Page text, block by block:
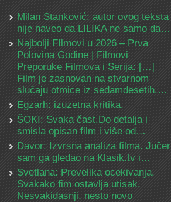
Milan Stanković: autor ovog teksta
nije naveo da LILIKA ne samo da…
Najbolji FIlmovi u 2026 – Prva
Polovina Godine | Filmovi
Preporuke Filmova i Serija: […]
Film je zasnovan na stvarnom
slučaju otmice iz sedamdesetih.…
Egzarh: izuzetna kritika.
ŠOKI: Svaka čast.Do detalja i
smisla opisan film i više od…
Davor: Izvrsna analiza filma. Jučer
sam ga gledao na Klasik.tv i…
Svetlana: Prevelika ocekivanja.
Svakako fim ostavlja utisak.
Nesvakidasnji, nesto novo